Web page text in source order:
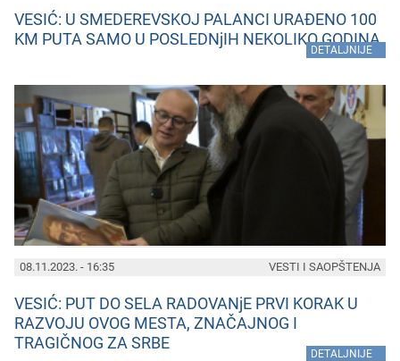
VESIĆ: U SMEDEREVSKOJ PALANCI URAĐENO 100
KM PUTA SAMO U POSLEDNjIH NEKOLIKO GODINA
DETALJNIJE
08.11.2023. - 16:35
VESIĆ: PUT DO SELA RADOVANjE PRVI KORAK U
RAZVOJU OVOG MESTA, ZNAČAJNOG I
TRAGIČNOG ZA SRBE
DETALJNIJE
VESTI I SAOPŠTENJA